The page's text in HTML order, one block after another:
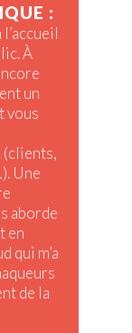
:
À
un
vous
Une
aborde
en
qui m’a
de la